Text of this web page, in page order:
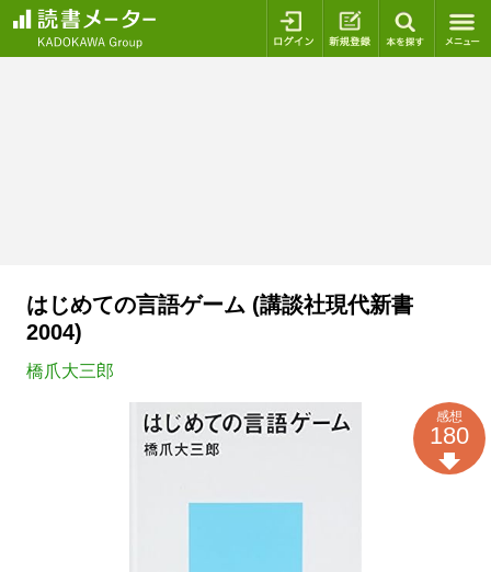
ログイン 新規登録
はじめての言語ゲーム (講談社現代新書
2004)
橋爪大三郎
感想
180